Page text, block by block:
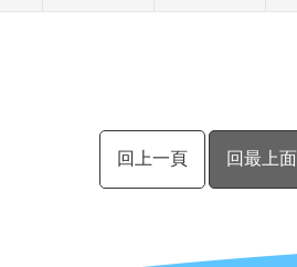
回上一頁 回最上面